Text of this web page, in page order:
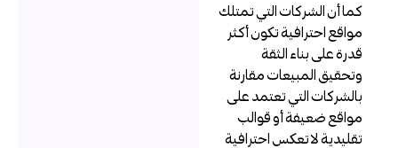
كما أن الشركات التي تمتلك
مواقع احترافية تكون أكثر
قدرة على بناء الثقة
وتحقيق المبيعات مقارنة
بالشركات التي تعتمد على
مواقع ضعيفة أو قوالب
تقليدية لا تعكس احترافية